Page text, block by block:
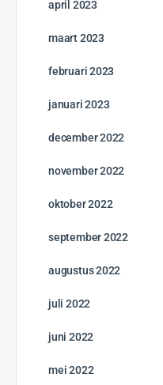
april 2023
maart 2023
februari 2023
januari 2023
december 2022
november 2022
oktober 2022
september 2022
augustus 2022
juli 2022
juni 2022
mei 2022